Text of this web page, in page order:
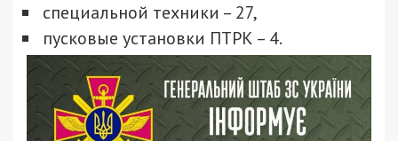
специальной техники – 27,
пусковые установки ПТРК – 4.